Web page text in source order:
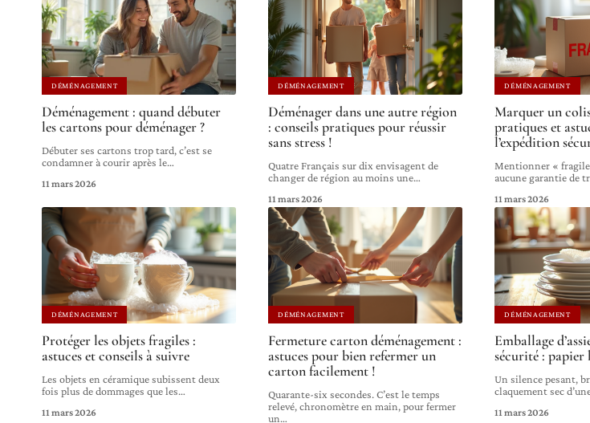
DÉMÉNAGEMENT
Déménagement : quand débuter
les cartons pour déménager ?
Débuter ses cartons trop tard, c’est se
condamner à courir après le…
11 mars 2026
DÉMÉNAGEMENT
Déménager dans une autre région
: conseils pratiques pour réussir
sans stress !
Quatre Français sur dix envisagent de
changer de région au moins une…
11 mars 2026
DÉMÉNAGEMENT
Marquer un
pratiques et
l’expédition
Mentionner «
aucune garantie de
11 mars 2026
DÉMÉNAGEMENT
Protéger les objets fragiles :
astuces et conseils à suivre
Les objets en céramique subissent deux
fois plus de dommages que les…
11 mars 2026
DÉMÉNAGEMENT
Fermeture carton déménagement :
astuces pour bien refermer un
carton facilement !
Quarante-six secondes. C’est le temps
relevé, chronomètre en main, pour fermer
un…
DÉMÉNAGEMENT
Emballage
sécurité : papier
Un silence pesant,
claquement sec
11 mars 2026